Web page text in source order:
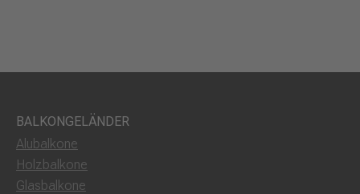
BALKONGELÄNDER
Alubalkone
Holzbalkone
Glasbalkone